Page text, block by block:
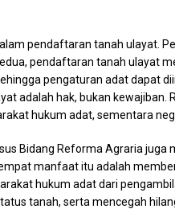
pendaftaran tanah ulayat.
pendaftaran tanah ulayat
pengaturan adat dapat
adalah hak, bukan kewajiban.
hukum adat, sementara
Bidang Reforma Agraria
manfaat itu adalah
hukum adat dari
tanah, serta mencegah